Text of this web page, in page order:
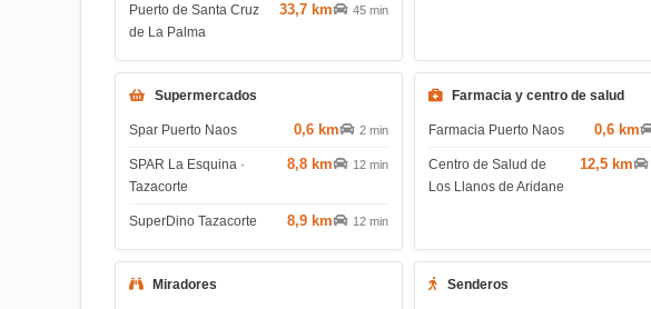
Puerto de Santa Cruz
de La Palma
33,7 km 45 min
Supermercados
Spar Puerto Naos 0,6 km 2 min
SPAR La Esquina ·
Tazacorte
8,8 km 12 min
SuperDino Tazacorte 8,9 km 12 min
Farmacia y centro de salud
Farmacia Puerto Naos 0,6 km
Centro de Salud de
Los Llanos de Aridane
12,5 km
Miradores Senderos